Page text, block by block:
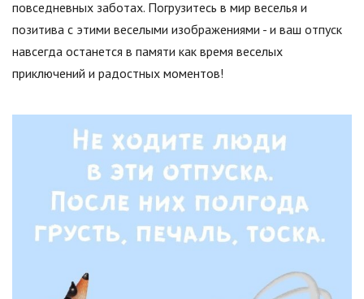
повседневных заботах. Погрузитесь в мир веселья и
позитива с этими веселыми изображениями - и ваш отпуск
навсегда останется в памяти как время веселых
приключений и радостных моментов!